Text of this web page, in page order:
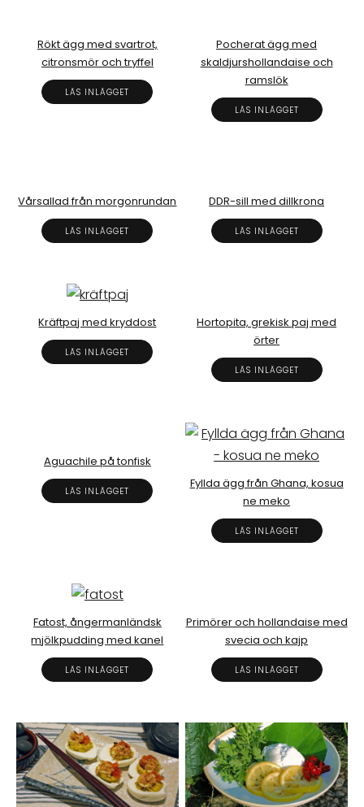
Rökt ägg med svartrot,
citronsmör och tryffel
LÄS INLÄGGET
Pocherat ägg med
skaldjurshollandaise och
ramslök
LÄS INLÄGGET
Vårsallad från morgonrundan
LÄS INLÄGGET
DDR-sill med dillkrona
LÄS INLÄGGET
Kräftpaj med kryddost
LÄS INLÄGGET
Hortopita, grekisk paj med
örter
LÄS INLÄGGET
Aguachile på tonfisk
LÄS INLÄGGET
Fyllda ägg från Ghana, kosua
ne meko
LÄS INLÄGGET
Fatost, ångermanländsk
mjölkpudding med kanel
LÄS INLÄGGET
Primörer och hollandaise med
svecia och kajp
LÄS INLÄGGET